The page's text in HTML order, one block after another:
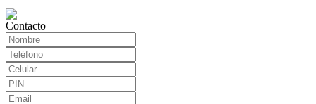
Contacto